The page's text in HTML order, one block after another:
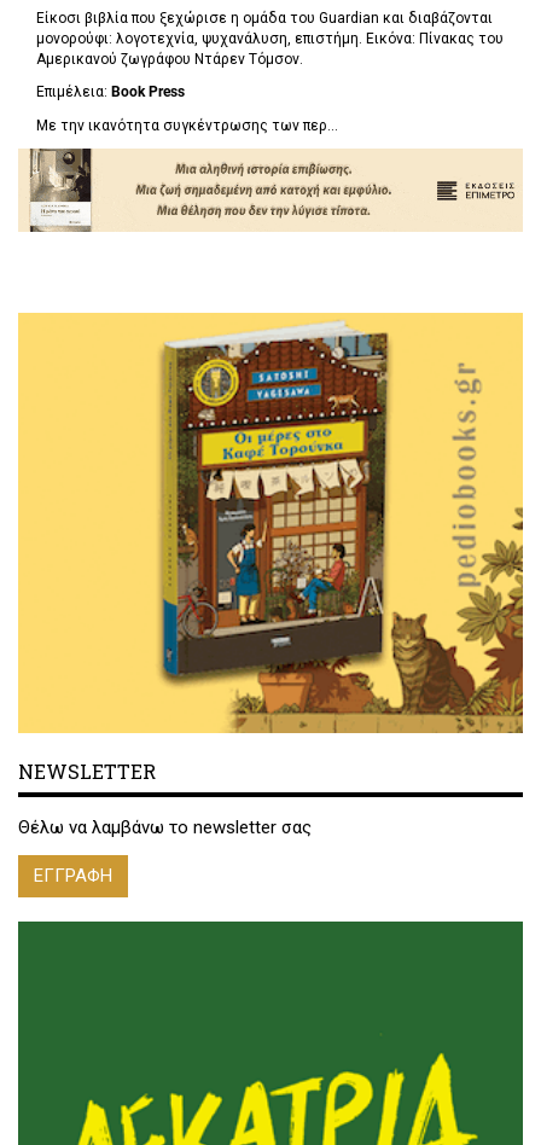
Είκοσι βιβλία που ξεχώρισε η ομάδα του Guardian και διαβάζονται
μονορούφι: λογοτεχνία, ψυχανάλυση, επιστήμη. Εικόνα: Πίνακας του
Αμερικανού ζωγράφου Ντάρεν Τόμσον.
Επιμέλεια: Book Press
Με την ικανότητα συγκέντρωσης των περ...
NEWSLETTER
Θέλω να λαμβάνω το newsletter σας
ΕΓΓΡΑΦΗ